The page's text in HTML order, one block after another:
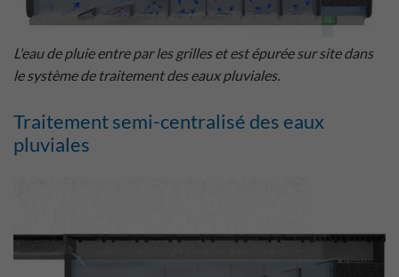
L'eau de pluie entre par les grilles et est épurée sur site dans
le système de traitement des eaux pluviales.
Traitement semi-centralisé des eaux
pluviales